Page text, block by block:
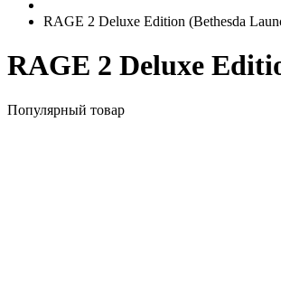
RAGE 2 Deluxe Edition (Bethesda
RAGE 2 Deluxe
Популярный товар